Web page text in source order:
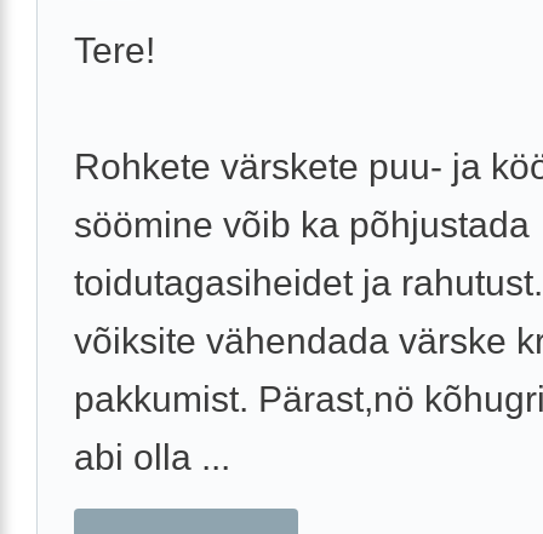
Tere!
Rohkete värskete puu- ja
söömine võib ka põhjustada
toidutagasiheidet ja
võiksite vähendada värske
pakkumist. Pärast,nö
abi olla ...